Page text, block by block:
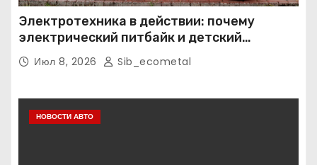
Электротехника в действии: почему
электрический питбайк и детский
квадроцикл — это больше, чем игрушки
Июл 8, 2026 Sib_ecometal
НОВОСТИ АВТО